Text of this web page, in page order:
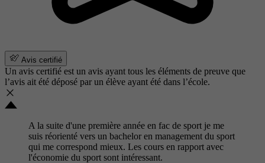
Avis certifié
Un avis certifié est un avis ayant tous les éléments de preuve que
l’avis ait été déposé par un élève ayant été dans l’école.
A la suite d'une première année en fac de sport je me
suis réorienté vers un bachelor en management du sport
qui me correspond mieux. Les cours en rapport avec
l'économie du sport sont intéressant.